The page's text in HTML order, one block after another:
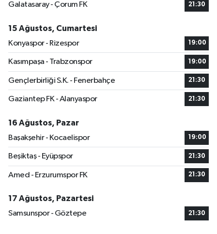
Galatasaray - Çorum FK
21:30
15 Ağustos, Cumartesi
Konyaspor - Rizespor
19:00
Kasımpaşa - Trabzonspor 19:00
Gençlerbirliği S.K. - Fenerbahçe 21:30
Gaziantep FK - Alanyaspor 21:30
16 Ağustos, Pazar
Başakşehir - Kocaelispor
19:00
Beşiktaş - Eyüpspor 21:30
Amed - Erzurumspor FK 21:30
17 Ağustos, Pazartesi
Samsunspor - Göztepe
21:30